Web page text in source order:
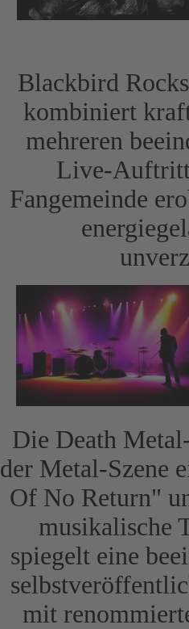
Blackbird
kombiniert
mehreren
Live-
Fangemeinde
Die Death
der Metal-Szene
Of No Return"
musikalische
spiegelt eine
mit